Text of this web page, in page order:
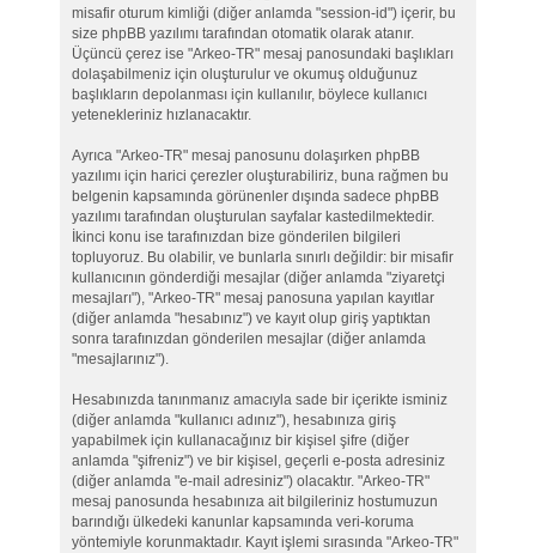
misafir oturum kimliği (diğer anlamda "session-id") içerir, bu
size phpBB yazılımı tarafından otomatik olarak atanır.
Üçüncü çerez ise "Arkeo-TR" mesaj panosundaki başlıkları
dolaşabilmeniz için oluşturulur ve okumuş olduğunuz
başlıkların depolanması için kullanılır, böylece kullanıcı
yetenekleriniz hızlanacaktır.
Ayrıca "Arkeo-TR" mesaj panosunu dolaşırken phpBB
yazılımı için harici çerezler oluşturabiliriz, buna rağmen bu
belgenin kapsamında görünenler dışında sadece phpBB
yazılımı tarafından oluşturulan sayfalar kastedilmektedir.
İkinci konu ise tarafınızdan bize gönderilen bilgileri
topluyoruz. Bu olabilir, ve bunlarla sınırlı değildir: bir misafir
kullanıcının gönderdiği mesajlar (diğer anlamda "ziyaretçi
mesajları"), "Arkeo-TR" mesaj panosuna yapılan kayıtlar
(diğer anlamda "hesabınız") ve kayıt olup giriş yaptıktan
sonra tarafınızdan gönderilen mesajlar (diğer anlamda
"mesajlarınız").
Hesabınızda tanınmanız amacıyla sade bir içerikte isminiz
(diğer anlamda "kullanıcı adınız"), hesabınıza giriş
yapabilmek için kullanacağınız bir kişisel şifre (diğer
anlamda "şifreniz") ve bir kişisel, geçerli e-posta adresiniz
(diğer anlamda "e-mail adresiniz") olacaktır. "Arkeo-TR"
mesaj panosunda hesabınıza ait bilgileriniz hostumuzun
barındığı ülkedeki kanunlar kapsamında veri-koruma
yöntemiyle korunmaktadır. Kayıt işlemi sırasında "Arkeo-TR"